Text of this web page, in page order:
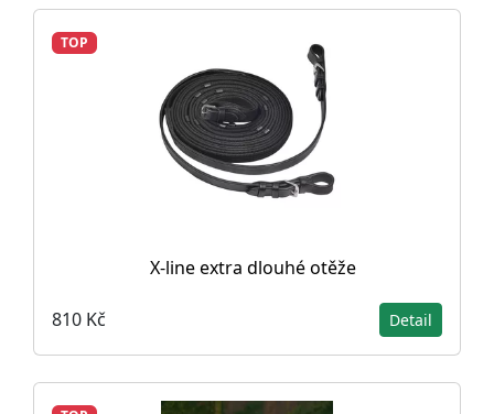
TOP
X-line extra dlouhé otěže
810 Kč Detail